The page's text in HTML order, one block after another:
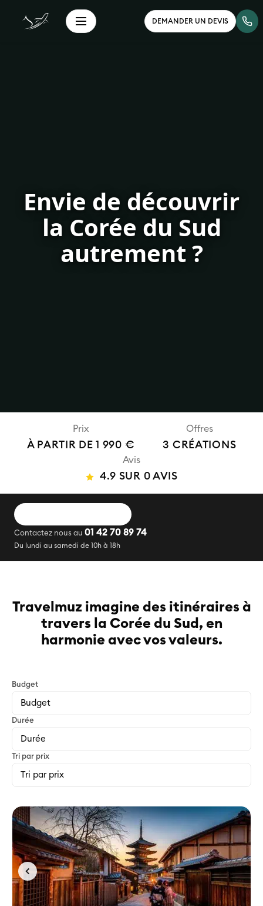
DEMANDER UN DEVIS
Envie de découvrir
la Corée du Sud
autrement ?
Prix
À PARTIR DE 1 990 €
Offres
3 CRÉATIONS
Avis
4.9 SUR 0 AVIS
Contactez nous au 01 42 70 89 74
Du lundi au samedi de 10h à 18h
Travelmuz imagine des itinéraires à
travers la Corée du Sud, en
harmonie avec vos valeurs.
Budget
Durée
Tri par prix